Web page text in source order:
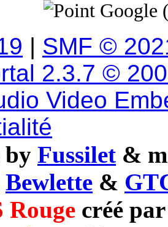
Google
| SMF ©
2.3.7 ©
Video
by Fussilet &
Bewlette &
Rouge créé